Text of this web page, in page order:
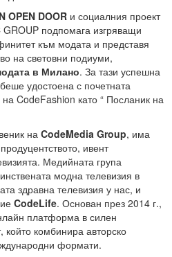
OPEN DOOR и социалния проект
GROUP подпомага изгряващи
към модата и представя
на световни подиуми,
в Милано. За тази успешна
удостоена с почетната
CodeFashion като “ Посланик на
на CodeMedia Group, има
ивент
Медийната група
модна телевизия в
здравна телевизия у нас, и
CodeLife. Основан през 2014 г.,
платформа в силен
комбинира авторско
формати.